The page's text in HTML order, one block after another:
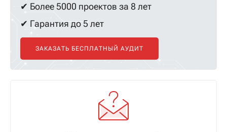
✔ Более 5000 проектов за 8 лет
✔ Гарантия до 5 лет
ЗАКАЗАТЬ БЕСПЛАТНЫЙ АУДИТ